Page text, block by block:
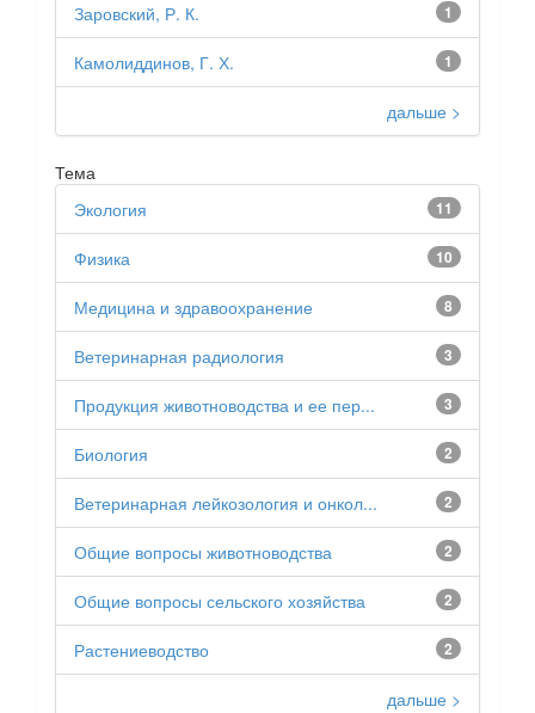
1
Заровский, Р. К.
1
Камолиддинов, Г. Х.
дальше >
Тема
11
Экология
10
Физика
8
Медицина и здравоохранение
3
Ветеринарная радиология
3
Продукция животноводства и ее пер...
2
Биология
2
Ветеринарная лейкозология и онкол...
2
Общие вопросы животноводства
2
Общие вопросы сельского хозяйства
2
Растениеводство
дальше >